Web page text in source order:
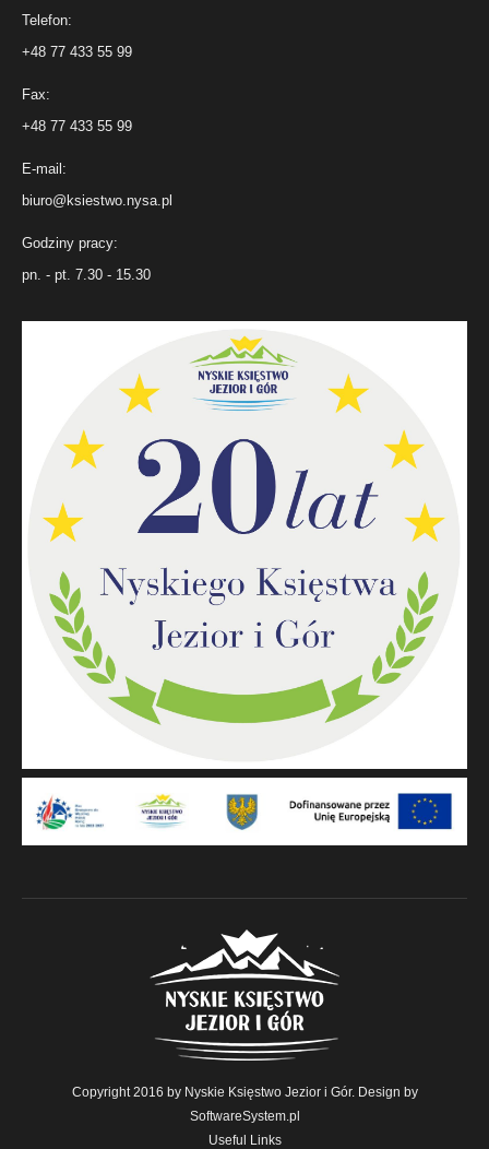
Telefon:
+48 77 433 55 99
Fax:
+48 77 433 55 99
E-mail:
biuro@ksiestwo.nysa.pl
Godziny pracy:
pn. - pt. 7.30 - 15.30
Copyright 2016 by Nyskie Księstwo Jezior i Gór. Design by
SoftwareSystem.pl
Useful Links